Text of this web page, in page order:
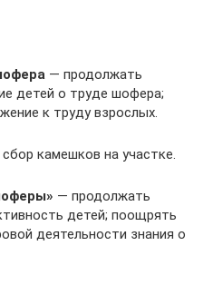
— продолжать
детей о труде шофера;
к труду взрослых.
сбор камешков на участке.
— продолжать
детей; поощрять
деятельности зна­ния о